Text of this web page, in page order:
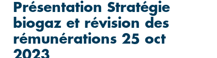
Présentation Stratégie
biogaz et révision des
rémunérations 25 oct
2023